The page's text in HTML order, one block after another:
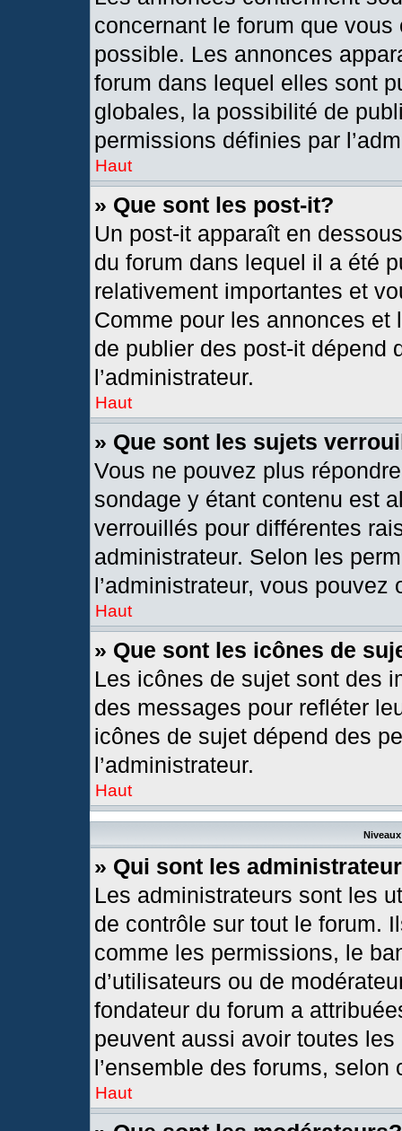
concernant le forum que
possible. Les annonces
forum dans lequel elles sont
globales, la possibilité de
permissions définies par
Haut
» Que sont les post-it?
Un post-it apparaît en
du forum dans lequel il a été
relativement importantes et
Comme pour les annonces
de publier des post-it dépend
l’administrateur.
Haut
» Que sont les sujets
Vous ne pouvez plus
sondage y étant contenu est
verrouillés pour différentes
administrateur. Selon les
l’administrateur, vous
Haut
» Que sont les icônes de
Les icônes de sujet sont des
des messages pour refléter
icônes de sujet dépend des
l’administrateur.
Haut
» Qui sont les
Les administrateurs sont les
de contrôle sur tout le forum.
comme les permissions, le
d’utilisateurs ou de
fondateur du forum a
peuvent aussi avoir toutes
l’ensemble des forums,
Haut